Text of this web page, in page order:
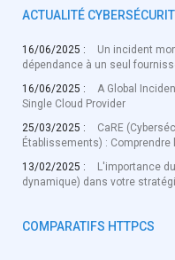
ACTUALITÉ
16/06/2025 :
Un incident
dépendance à un seul
16/06/2025 :
A Global
Single Cloud Provider
25/03/2025 :
CaRE
Établissements) :
13/02/2025 :
L'importance
dynamique) dans votre
COMPARATIFS HTTPCS